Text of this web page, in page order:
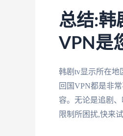
总结:韩
VPN是
韩剧tv显示所在地
回国VPN都是非
容。无论是追剧
限制所困扰,快来